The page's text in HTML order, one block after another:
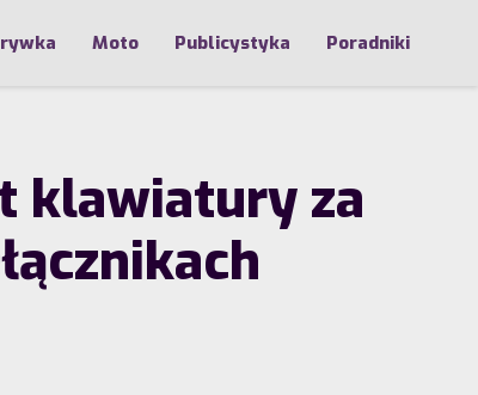
Moto Publicystyka Poradniki
klawiatury za